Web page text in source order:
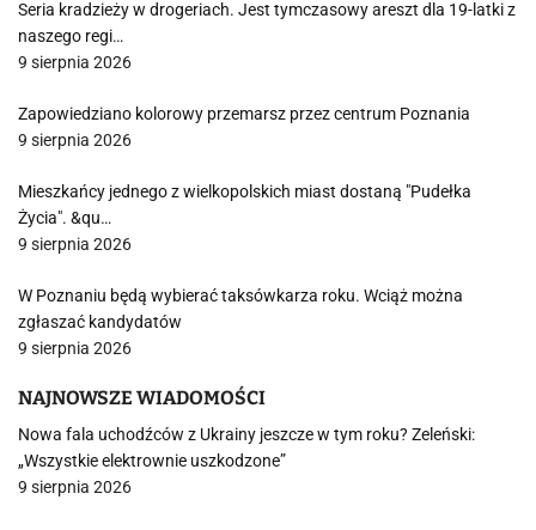
Seria kradzieży w drogeriach. Jest tymczasowy areszt dla 19-latki z
naszego regi…
9 sierpnia 2026
Zapowiedziano kolorowy przemarsz przez centrum Poznania
9 sierpnia 2026
Mieszkańcy jednego z wielkopolskich miast dostaną "Pudełka
Życia". &qu…
9 sierpnia 2026
W Poznaniu będą wybierać taksówkarza roku. Wciąż można
zgłaszać kandydatów
9 sierpnia 2026
NAJNOWSZE WIADOMOŚCI
Nowa fala uchodźców z Ukrainy jeszcze w tym roku? Zeleński:
„Wszystkie elektrownie uszkodzone”
9 sierpnia 2026